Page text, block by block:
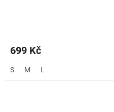
699 Kč
S M L